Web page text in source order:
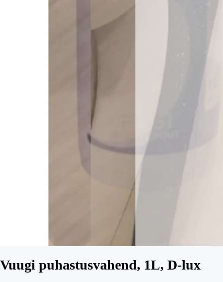
Vuugi puhastusvahend, 1L, D-lux